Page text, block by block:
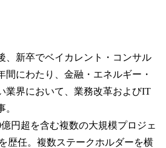
、新卒でベイカレント・コンサル
間にわたり、金融・エネルギー・
業界において、業務改革およびIT
円超を含む複数の大規模プロジェ
歴任。複数ステークホルダーを横